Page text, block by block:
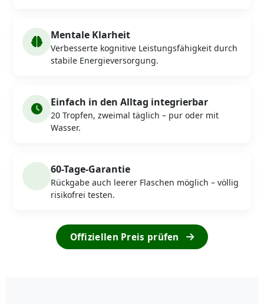
Mentale Klarheit
Verbesserte kognitive Leistungsfähigkeit durch
stabile Energieversorgung.
Einfach in den Alltag integrierbar
20 Tropfen, zweimal täglich – pur oder mit
Wasser.
60-Tage-Garantie
Rückgabe auch leerer Flaschen möglich – völlig
risikofrei testen.
Offiziellen Preis prüfen